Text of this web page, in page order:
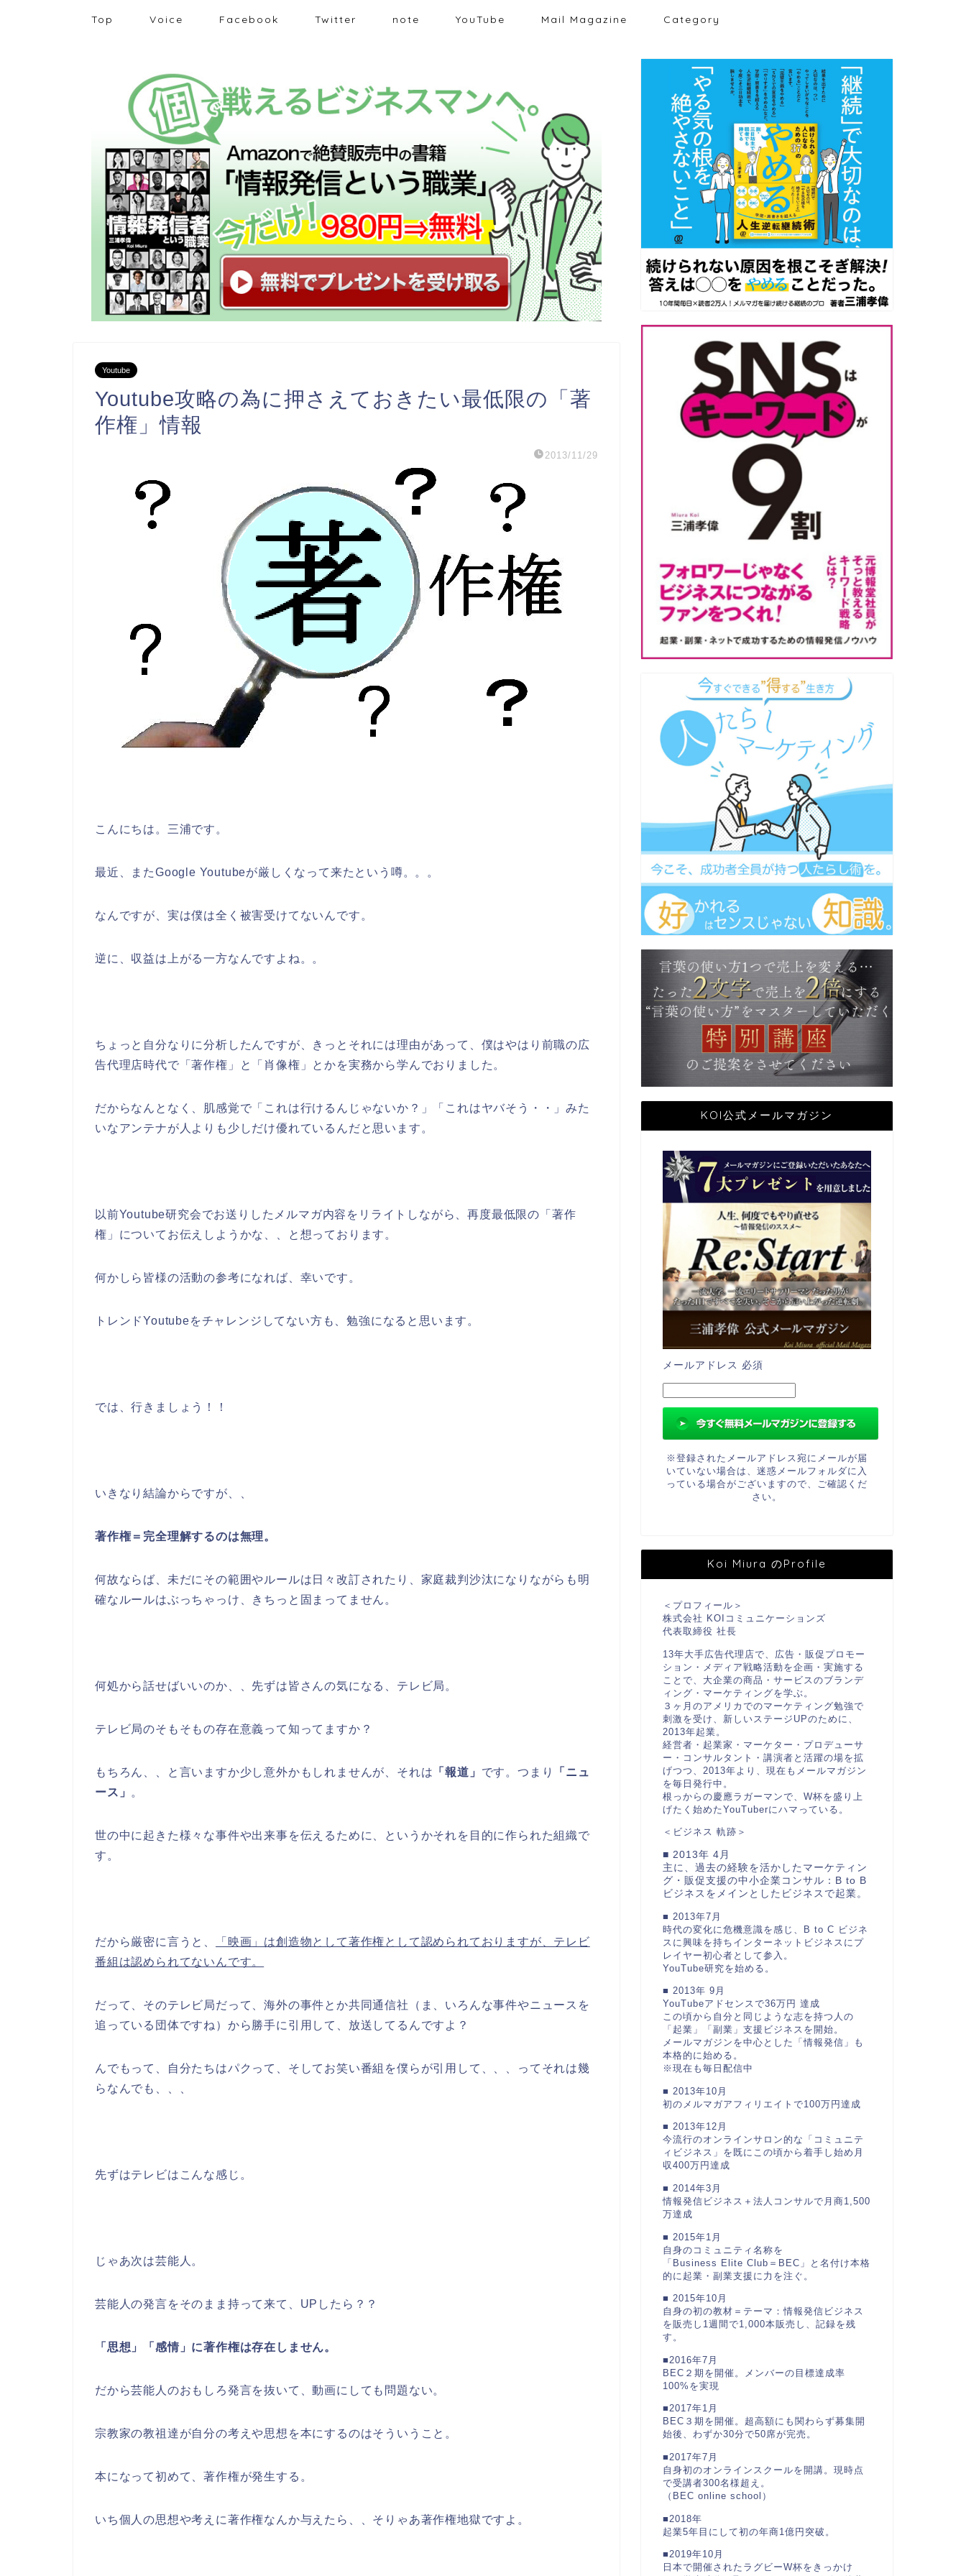
Top Voice Facebook Twitter note YouTube Mail Magazine Category
Youtube
Youtube攻略の為に押さえておきたい最低限の「著
作権」情報
2013/11/29
こんにちは。三浦です。
最近、またGoogle Youtubeが厳しくなって来たという噂。。。
なんですが、実は僕は全く被害受けてないんです。
逆に、収益は上がる一方なんですよね。。
ちょっと自分なりに分析したんですが、きっとそれには理由があって、僕はやはり前職の広
告代理店時代で「著作権」と「肖像権」とかを実務から学んでおりました。
だからなんとなく、肌感覚で「これは行けるんじゃないか？」「これはヤバそう・・」みた
いなアンテナが人よりも少しだけ優れているんだと思います。
以前Youtube研究会でお送りしたメルマガ内容をリライトしながら、再度最低限の「著作
権」についてお伝えしようかな、、と想っております。
何かしら皆様の活動の参考になれば、幸いです。
トレンドYoutubeをチャレンジしてない方も、勉強になると思います。
では、行きましょう！！
いきなり結論からですが、、
著作権＝完全理解するのは無理。
何故ならば、未だにその範囲やルールは日々改訂されたり、家庭裁判沙汰になりながらも明
確なルールはぶっちゃっけ、きちっと固まってません。
何処から話せばいいのか、、先ずは皆さんの気になる、テレビ局。
テレビ局のそもそもの存在意義って知ってますか？
もちろん、、と言いますか少し意外かもしれませんが、それは 「報道」 です。つまり
「ニュ
ース」 。
世の中に起きた様々な事件や出来事を伝えるために、というかそれを目的に作られた組織で
す。
だから厳密に言うと、
「映画」は創造物として著作権として認められておりますが、テレビ
番組は認められてないんです。
だって、そのテレビ局だって、海外の事件とか共同通信社（ま、いろんな事件やニュースを
追っている団体ですね）から勝手に引用して、放送してるんですよ？
んでもって、自分たちはパクって、そしてお笑い番組を僕らが引用して、、、ってそれは幾
らなんでも、、、
先ずはテレビはこんな感じ。
じゃあ次は芸能人。
芸能人の発言をそのまま持って来て、UPしたら？？
「思想」「感情」に著作権は存在しません。
だから芸能人のおもしろ発言を抜いて、動画にしても問題ない。
宗教家の教祖達が自分の考えや思想を本にするのはそういうこと。
本になって初めて、著作権が発生する。
いち個人の思想や考えに著作権なんか与えたら、、そりゃあ著作権地獄ですよ。
KOI公式メールマガジン
メールアドレス 必須
※登録されたメールアドレス宛にメールが届
いていない場合は、迷惑メールフォルダに入
っている場合がございますので、ご確認くだ
さい。
Koi Miura のProfile
＜プロフィール＞
株式会社 KOIコミュニケーションズ
代表取締役 社長
13年大手広告代理店で、広告・販促プロモー
ション・メディア戦略活動を企画・実施する
ことで、大企業の商品・サービスのブランデ
ィング・マーケティングを学ぶ。
３ヶ月のアメリカでのマーケティング勉強で
刺激を受け、新しいステージUPのために、
2013年起業。
経営者・起業家・マーケター・プロデューサ
ー・コンサルタント・講演者と活躍の場を拡
げつつ、2013年より、現在もメールマガジン
を毎日発行中。
根っからの慶應ラガーマンで、W杯を盛り上
げたく始めたYouTuberにハマっている。
＜ビジネス 軌跡＞
■ 2013年 4月
主に、過去の経験を活かしたマーケティン
グ・販促支援の中小企業コンサル：B to B
ビジネスをメインとしたビジネスで起業。
■ 2013年7月
時代の変化に危機意識を感じ、B to C ビジネ
スに興味を持ちインターネットビジネスにプ
レイヤー初心者として参入。
YouTube研究を始める。
■ 2013年 9月
YouTubeアドセンスで36万円 達成
この頃から自分と同じような志を持つ人の
「起業」「副業」支援ビジネスを開始。
メールマガジンを中心とした「情報発信」も
本格的に始める。
※現在も毎日配信中
■ 2013年10月
初のメルマガアフィリエイトで100万円達成
■ 2013年12月
今流行のオンラインサロン的な「コミュニテ
ィビジネス」を既にこの頃から着手し始め月
収400万円達成
■ 2014年3月
情報発信ビジネス＋法人コンサルで月商1,500
万達成
■ 2015年1月
自身のコミュニティ名称を
「Business Elite Club＝BEC」と名付け本格
的に起業・副業支援に力を注ぐ。
■ 2015年10月
自身の初の教材＝テーマ：情報発信ビジネス
を販売し1週間で1,000本販売し、記録を残
す。
■2016年7月
BEC２期を開催。メンバーの目標達成率
100%を実現
■2017年1月
BEC３期を開催。超高額にも関わらず募集開
始後、わずか30分で50席が完売。
■2017年7月
自身初のオンラインスクールを開講。現時点
で受講者300名様超え。
（BEC online school）
■2018年
起業5年目にして初の年商1億円突破。
■2019年10月
日本で開催されたラグビーW杯をきっかけ